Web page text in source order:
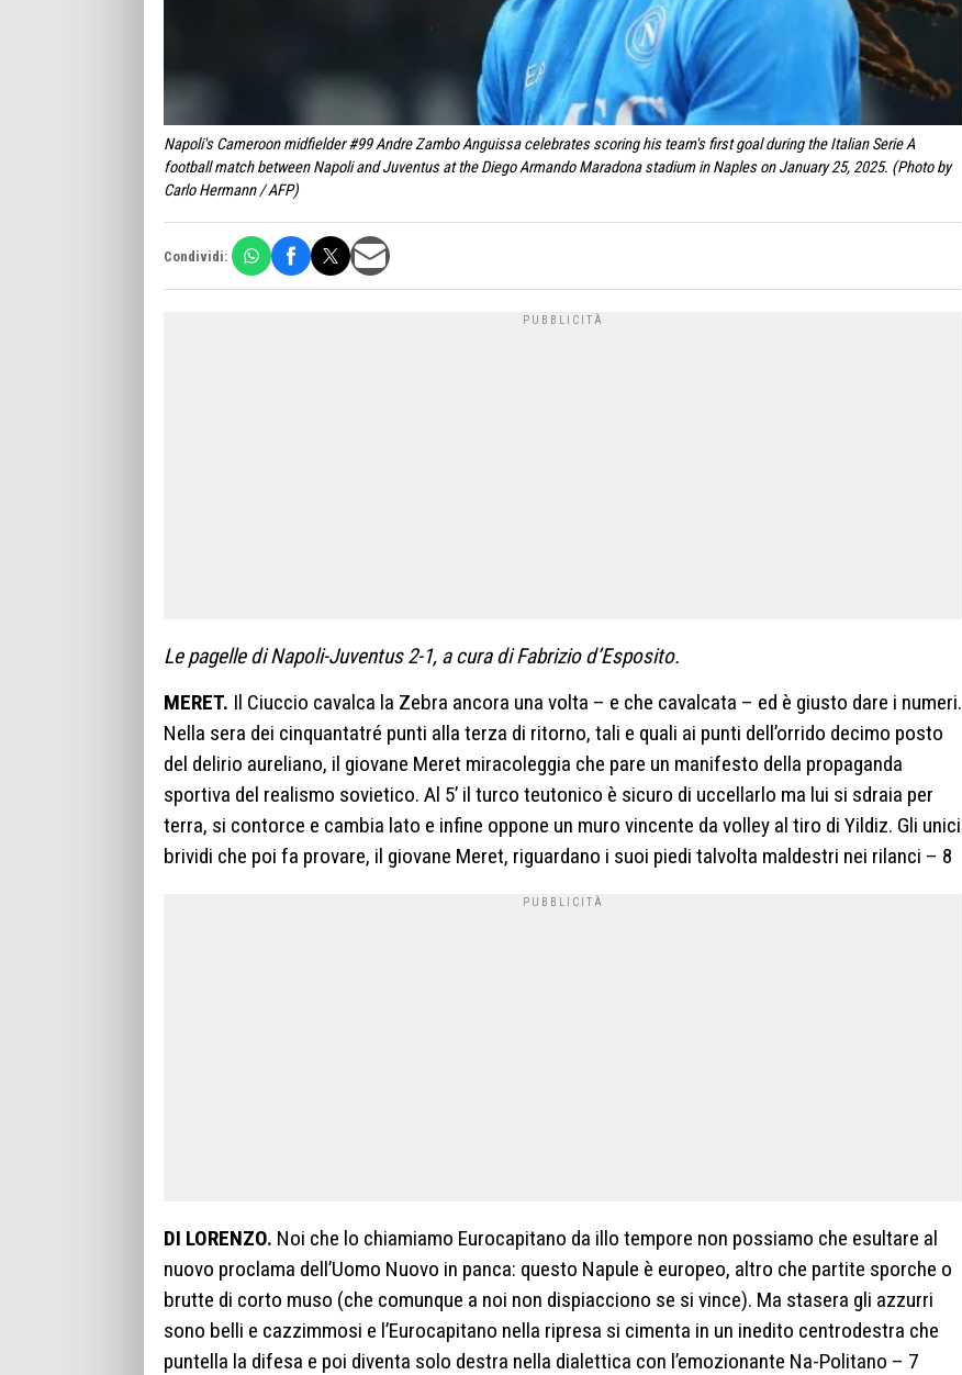
Napoli's Cameroon midfielder #99 Andre Zambo Anguissa celebrates scoring his team's first goal during the Italian Serie A
football match between Napoli and Juventus at the Diego Armando Maradona stadium in Naples on January 25, 2025. (Photo by
Carlo Hermann / AFP)
Condividi:
Le pagelle di Napoli-Juventus 2-1, a cura di Fabrizio d’Esposito.
MERET. Il Ciuccio cavalca la Zebra ancora una volta – e che cavalcata – ed è giusto dare i numeri.
Nella sera dei cinquantatré punti alla terza di ritorno, tali e quali ai punti dell’orrido decimo posto
del delirio aureliano, il giovane Meret miracoleggia che pare un manifesto della propaganda
sportiva del realismo sovietico. Al 5’ il turco teutonico è sicuro di uccellarlo ma lui si sdraia per
terra, si contorce e cambia lato e infine oppone un muro vincente da volley al tiro di Yildiz. Gli unici
brividi che poi fa provare, il giovane Meret, riguardano i suoi piedi talvolta maldestri nei rilanci – 8
DI LORENZO. Noi che lo chiamiamo Eurocapitano da illo tempore non possiamo che esultare al
nuovo proclama dell’Uomo Nuovo in panca: questo Napule è europeo, altro che partite sporche o
brutte di corto muso (che comunque a noi non dispiacciono se si vince). Ma stasera gli azzurri
sono belli e cazzimmosi e l’Eurocapitano nella ripresa si cimenta in un inedito centrodestra che
puntella la difesa e poi diventa solo destra nella dialettica con l’emozionante Na-Politano – 7